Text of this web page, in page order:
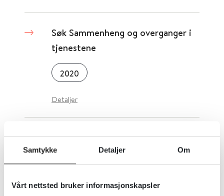
Samtykke Detaljer Om
Vårt nettsted bruker informasjonskapsler
Søk Sammenheng og overganger i
tjenestene
2020
Detaljer
Søk Samisk befolkning
2019
Detaljer